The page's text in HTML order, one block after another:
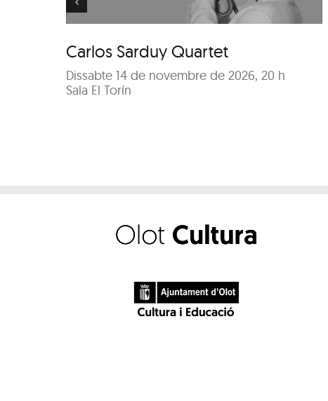
Carlos Sarduy Quartet
Dissabte 14 de novembre de 2026, 20 h
Sala El Torín